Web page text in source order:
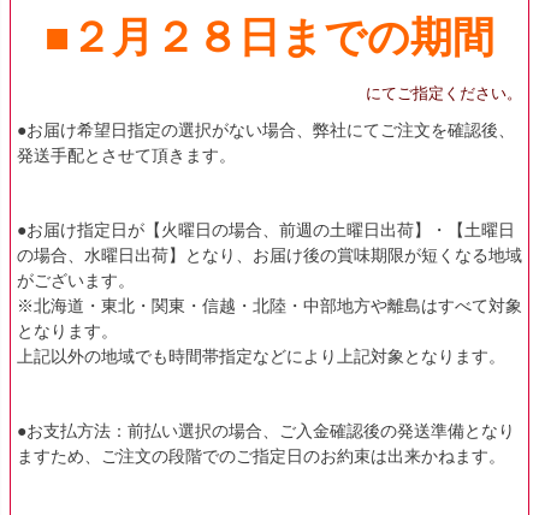
■２月２８日までの期間
にてご指定ください。
●お届け希望日指定の選択がない場合、弊社にてご注文を確認後、
発送手配とさせて頂きます。
●お届け指定日が【火曜日の場合、前週の土曜日出荷】・【土曜日
の場合、水曜日出荷】となり、お届け後の賞味期限が短くなる地域
がございます。
※北海道・東北・関東・信越・北陸・中部地方や離島はすべて対象
となります。
上記以外の地域でも時間帯指定などにより上記対象となります。
●お支払方法：前払い選択の場合、ご入金確認後の発送準備となり
ますため、ご注文の段階でのご指定日のお約束は出来かねます。